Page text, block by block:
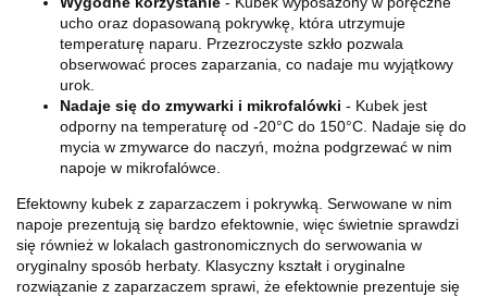
ucho oraz dopasowaną pokrywkę, która utrzymuje
temperaturę naparu. Przezroczyste szkło pozwala
obserwować proces zaparzania, co nadaje mu wyjątkowy
urok.
Nadaje się do zmywarki i mikrofalówki - Kubek jest
odporny na temperaturę od -20°C do 150°C. Nadaje się do
mycia w zmywarce do naczyń, można podgrzewać w nim
napoje w mikrofalówce.
Efektowny kubek z zaparzaczem i pokrywką. Serwowane w nim
napoje prezentują się bardzo efektownie, więc świetnie sprawdzi
się również w lokalach gastronomicznych do serwowania w
oryginalny sposób herbaty. Klasyczny kształt i oryginalne
rozwiązanie z zaparzaczem sprawi, że efektownie prezentuje się